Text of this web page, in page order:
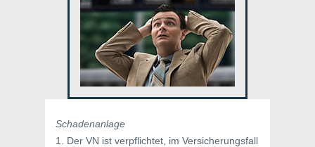
Schadenanlage
1. Der VN ist verpflichtet, im Versicherungsfall